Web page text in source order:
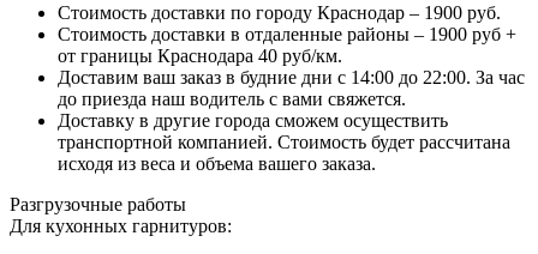
Стоимость доставки по городу Краснодар – 1900 руб.
Стоимость доставки в отдаленные районы – 1900 руб +
от границы Краснодара 40 руб/км.
Доставим ваш заказ в будние дни с 14:00 до 22:00. За час
до приезда наш водитель с вами свяжется.
Доставку в другие города сможем осуществить
транспортной компанией. Стоимость будет рассчитана
исходя из веса и объема вашего заказа.
Разгрузочные работы
Для кухонных гарнитуров: